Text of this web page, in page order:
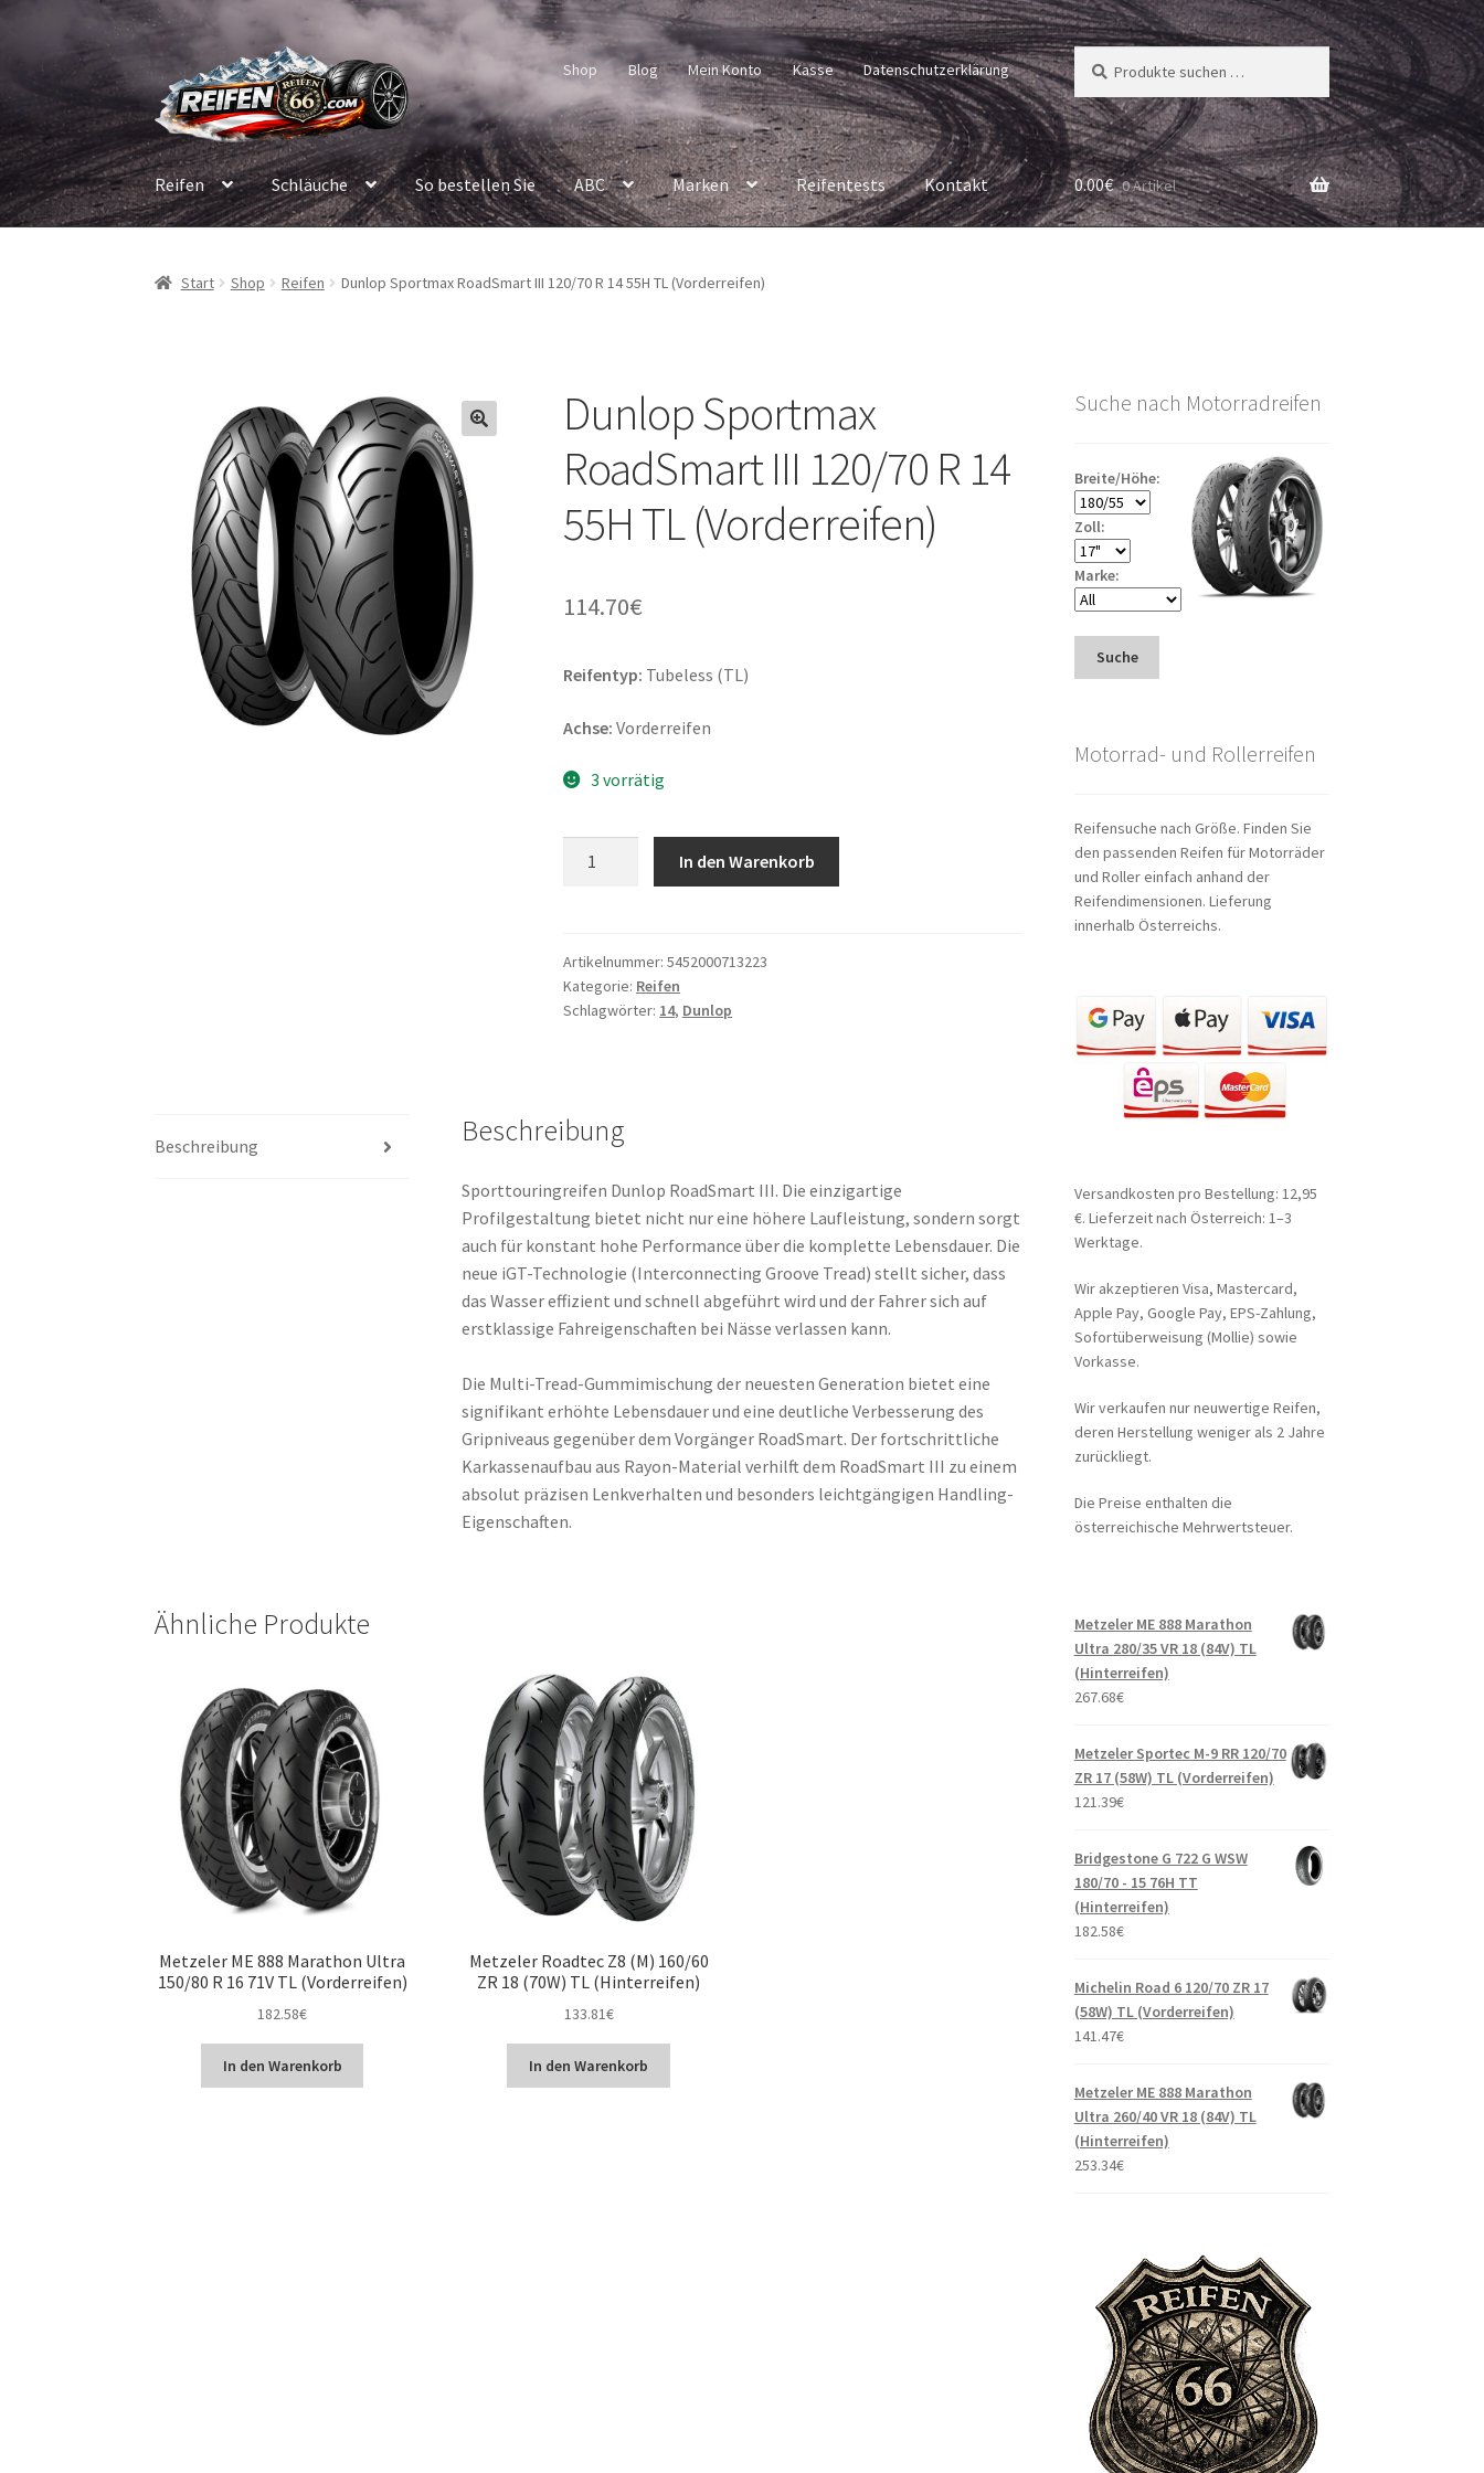
Navigation
springen
Inhalt
springen
Shop Blog Mein Konto Kasse Datenschutzerklärung
Suchen
nach:
Suchen
Reifen Schläuche So bestellen Sie ABC Marken Reifentests Kontakt 0.00€ 0 Artikel
Start Shop Reifen Dunlop Sportmax RoadSmart III 120/70 R 14 55H TL (Vorderreifen)
Dunlop Sportmax
RoadSmart III 120/70 R 14
55H TL (Vorderreifen)
114.70€
Reifentyp: Tubeless (TL)
Achse: Vorderreifen
3 vorrätig
120/70
R
14
Menge
In den Warenkorb
Artikelnummer:5452000713223
Kategorie: Reifen
Schlagwörter: 14, Dunlop
Beschreibung Beschreibung
Sporttouringreifen Dunlop RoadSmart III. Die einzigartige
Profilgestaltung bietet nicht nur eine höhere Laufleistung, sondern sorgt
auch für konstant hohe Performance über die komplette Lebensdauer. Die
neue iGT-Technologie (Interconnecting Groove Tread) stellt sicher, dass
das Wasser effizient und schnell abgeführt wird und der Fahrer sich auf
erstklassige Fahreigenschaften bei Nässe verlassen kann.
Die Multi-Tread-Gummimischung der neuesten Generation bietet eine
signifikant erhöhte Lebensdauer und eine deutliche Verbesserung des
Gripniveaus gegenüber dem Vorgänger RoadSmart. Der fortschrittliche
Karkassenaufbau aus Rayon-Material verhilft dem RoadSmart III zu einem
absolut präzisen Lenkverhalten und besonders leichtgängigen Handling-
Eigenschaften.
Ähnliche Produkte
Metzeler ME 888 Marathon Ultra
150/80 R 16 71V TL (Vorderreifen)
182.58€
In den Warenkorb
Metzeler Roadtec Z8 (M) 160/60
ZR 18 (70W) TL (Hinterreifen)
133.81€
In den Warenkorb
Suche nach Motorradreifen
Breite/Höhe:
Zoll:
Marke:
Suche
Motorrad- und Rollerreifen
Reifensuche nach Größe. Finden Sie
den passenden Reifen für Motorräder
und Roller einfach anhand der
Reifendimensionen. Lieferung
innerhalb Österreichs.
Versandkosten pro Bestellung: 12,95
€. Lieferzeit nach Österreich: 1–3
Werktage.
Wir akzeptieren Visa, Mastercard,
Apple Pay, Google Pay, EPS-Zahlung,
Sofortüberweisung (Mollie) sowie
Vorkasse.
Wir verkaufen nur neuwertige Reifen,
deren Herstellung weniger als 2 Jahre
zurückliegt.
Die Preise enthalten die
österreichische Mehrwertsteuer.
Metzeler ME 888 Marathon
Ultra 280/35 VR 18 (84V) TL
(Hinterreifen)
267.68€
Metzeler Sportec M-9 RR 120/70
ZR 17 (58W) TL (Vorderreifen)
121.39€
Bridgestone G 722 G WSW
180/70 - 15 76H TT
(Hinterreifen)
182.58€
Michelin Road 6 120/70 ZR 17
(58W) TL (Vorderreifen)
141.47€
Metzeler ME 888 Marathon
Ultra 260/40 VR 18 (84V) TL
(Hinterreifen)
253.34€